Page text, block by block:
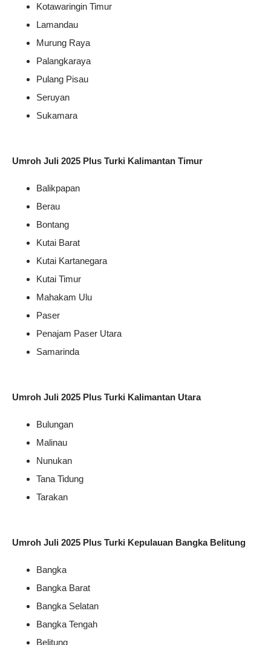
Kotawaringin Timur
Lamandau
Murung Raya
Palangkaraya
Pulang Pisau
Seruyan
Sukamara
Umroh Juli 2025 Plus Turki Kalimantan Timur
Balikpapan
Berau
Bontang
Kutai Barat
Kutai Kartanegara
Kutai Timur
Mahakam Ulu
Paser
Penajam Paser Utara
Samarinda
Umroh Juli 2025 Plus Turki Kalimantan Utara
Bulungan
Malinau
Nunukan
Tana Tidung
Tarakan
Umroh Juli 2025 Plus Turki Kepulauan Bangka Belitung
Bangka
Bangka Barat
Bangka Selatan
Bangka Tengah
Belitung